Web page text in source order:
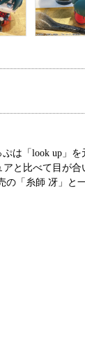
は「look up」
と比べて目が
「糸師 冴」と